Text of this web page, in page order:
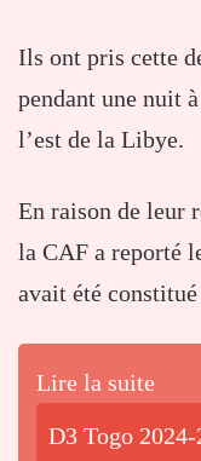
Ils ont pris cette
pendant une nuit
l’est de la Libye.
En raison de leur
la CAF a reporté
avait été
Lire la suite
D3 Togo